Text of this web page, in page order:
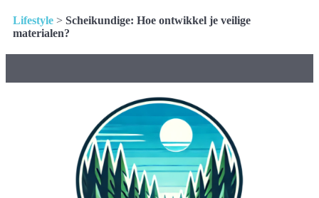
Lifestyle > Scheikundige: Hoe ontwikkel je veilige
materialen?